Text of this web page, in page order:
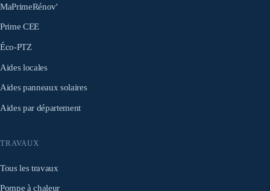
MaPrimeRénov'
Prime CEE
Éco-PTZ
Aides locales
Aides panneaux solaires
Aides par département
TRAVAUX
Tous les travaux
Pompe à chaleur